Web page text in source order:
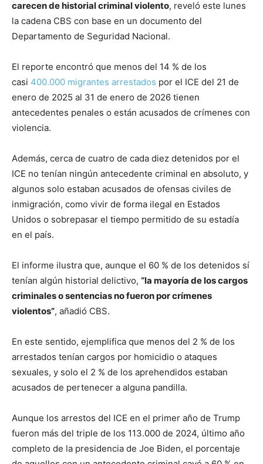
carecen de historial criminal violento, reveló este lunes
la cadena CBS con base en un documento del
Departamento de Seguridad Nacional.
El reporte encontró que menos del 14 % de los
casi 400.000 migrantes arrestados por el ICE del 21 de
enero de 2025 al 31 de enero de 2026 tienen
antecedentes penales o están acusados de crímenes con
violencia.
Además, cerca de cuatro de cada diez detenidos por el
ICE no tenían ningún antecedente criminal en absoluto, y
algunos solo estaban acusados de ofensas civiles de
inmigración, como vivir de forma ilegal en Estados
Unidos o sobrepasar el tiempo permitido de su estadía
en el país.
El informe ilustra que, aunque el 60 % de los detenidos sí
tenían algún historial delictivo, “la mayoría de los cargos
criminales o sentencias no fueron por crímenes
violentos”, añadió CBS.
En este sentido, ejemplifica que menos del 2 % de los
arrestados tenían cargos por homicidio o ataques
sexuales, y solo el 2 % de los aprehendidos estaban
acusados de pertenecer a alguna pandilla.
Aunque los arrestos del ICE en el primer año de Trump
fueron más del triple de los 113.000 de 2024, último año
completo de la presidencia de Joe Biden, el porcentaje